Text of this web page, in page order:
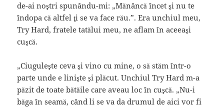
de-ai noştri spunându-mi: „Mănâncă încet şi nu te
îndopa că altfel ţi se va face rău.”. Era unchiul meu,
Try Hard, fratele tatălui meu, ne aflam în aceeaşi
cuşcă.
„Ciuguleşte ceva şi vino cu mine, o să stăm într-o
parte unde e linişte şi plăcut. Unchiul Try Hard m-a
păzit de toate bătăile care aveau loc în cuşcă. „Nu-i
băga în seamă, când li se va da drumul de aici vor fi